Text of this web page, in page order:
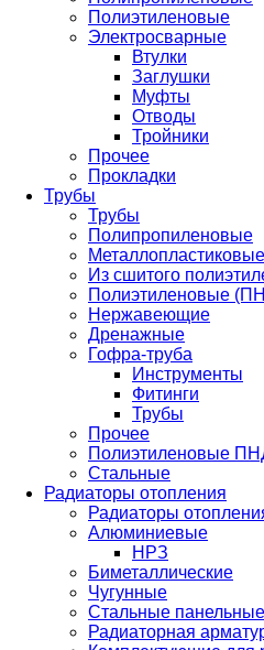
Полиэтиленовые
Электросварные
Втулки
Заглушки
Муфты
Отводы
Тройники
Прочее
Прокладки
Трубы
Трубы
Полипропиленовые
Металлопластиковые
Из сшитого
Полиэтиленовые
Нержавеющие
Дренажные
Гофра-труба
Инструменты
Фитинги
Трубы
Прочее
Полиэтиленовые
Стальные
Радиаторы отопления
Радиаторы
Алюминиевые
НРЗ
Биметаллические
Чугунные
Стальные панельные
Радиаторная